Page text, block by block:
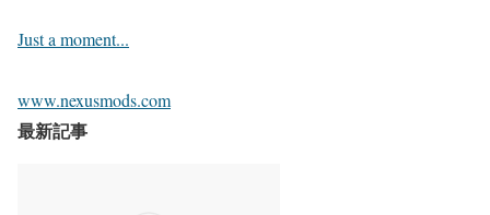
Just a moment...
www.nexusmods.com
最新記事